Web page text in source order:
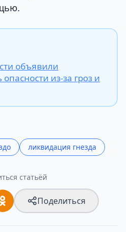
объявили
из-за гроз и
ликвидация гнезда
статьёй
Поделиться